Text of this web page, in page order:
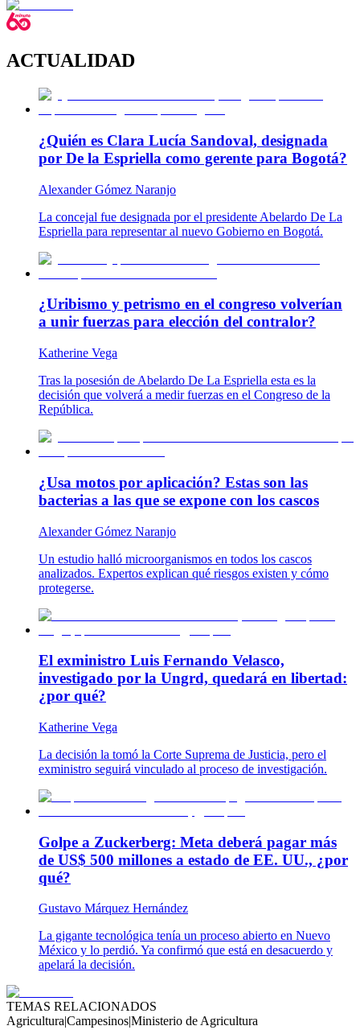
ACTUALIDAD
¿Quién es Clara Lucía Sandoval, designada
por De la Espriella como gerente para Bogotá?
Alexander Gómez Naranjo
La concejal fue designada por el presidente Abelardo De La
Espriella para representar al nuevo Gobierno en Bogotá.
¿Uribismo y petrismo en el congreso volverían
a unir fuerzas para elección del contralor?
Katherine Vega
Tras la posesión de Abelardo De La Espriella esta es la
decisión que volverá a medir fuerzas en el Congreso de la
República.
¿Usa motos por aplicación? Estas son las
bacterias a las que se expone con los cascos
Alexander Gómez Naranjo
Un estudio halló microorganismos en todos los cascos
analizados. Expertos explican qué riesgos existen y cómo
protegerse.
El exministro Luis Fernando Velasco,
investigado por la Ungrd, quedará en libertad:
¿por qué?
Katherine Vega
La decisión la tomó la Corte Suprema de Justicia, pero el
exministro seguirá vinculado al proceso de investigación.
Golpe a Zuckerberg: Meta deberá pagar más
de US$ 500 millones a estado de EE. UU., ¿por
qué?
Gustavo Márquez Hernández
La gigante tecnológica tenía un proceso abierto en Nuevo
México y lo perdió. Ya confirmó que está en desacuerdo y
apelará la decisión.
TEMAS RELACIONADOS
Agricultura|Campesinos|Ministerio de Agricultura